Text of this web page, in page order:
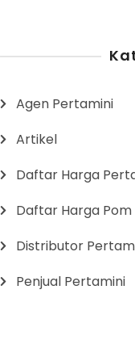
Agen Pertamini
Artikel
Daftar Harga
Daftar Harga Pom
Distributor
Penjual Pertamini